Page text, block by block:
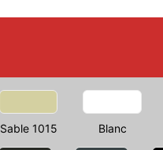
Sable 1015 Blanc